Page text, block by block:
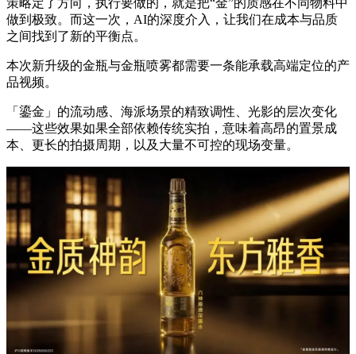
做到极致。而这一次，AI的深度介入，让我们在成本与品质
之间找到了新的平衡点。
本次新升级的金瓶与金瓶喷雾都需要一条能承载高端定位的产
品视频。
「鎏金」的流动感、海派场景的精致调性、光影的层次变化
——这些效果如果全部依赖传统实拍，意味着高昂的置景成
本、更长的拍摄周期，以及大量不可控的现场变量。